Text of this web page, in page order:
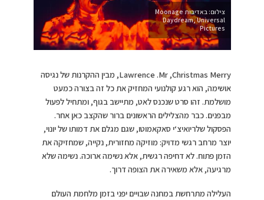
צילום: באדיבות Moonage
Daydream, Universal
Pictures
Lawrence .Mr ,Christmas Merry, מבין ההקרנות של נגיסה
אושימה, הוא רגע קולנועי המחזיק את כל זה בצורה כמעט
מושלמת. זהו סרט שנכנס לאט, מתיישב בגוף, ומתחיל לפעול
מבפנים. כבר מהצלילים הראשונים ברור שהקצב כאן אחר.
הפסקול שלריואיצ‘י סאקאמוטו, שגם מגלם את דמותו של יונוי,
יוצר מרחב רגשי מדויק: מוזיקה מחזורית, נקייה, שמחזיקה את
הזמן פתוח. לא דחיפה רגשית, אלא נשימה ארוכה. נשימה שלא
מרגיעה, אלא משאירה את הצופה דרוך.
העלילה מתרחשת במחנה שבויים יפני בזמן מלחמת העולם